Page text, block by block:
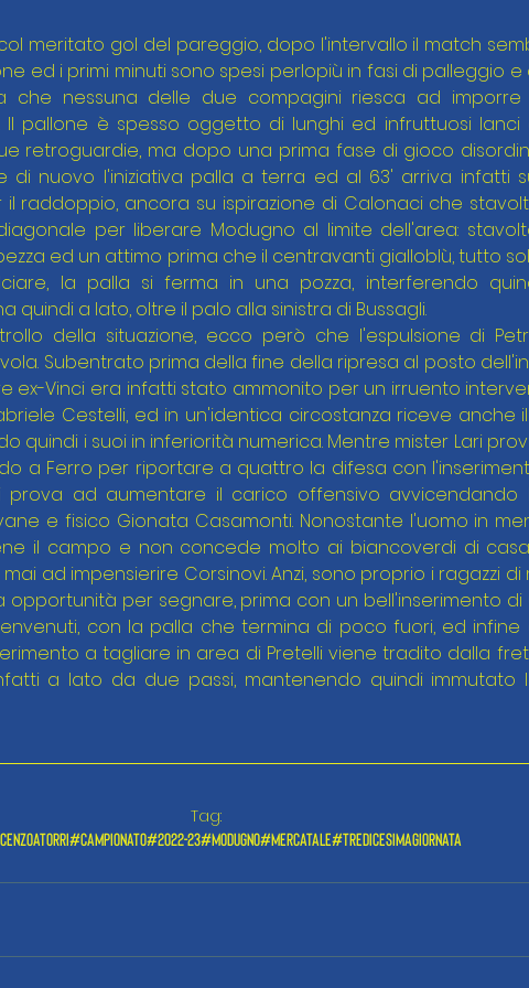
meritato gol del pareggio, dopo l'intervallo il match
ed i primi minuti sono spesi perlopiù in fasi di palleggio
che nessuna delle due compagini riesca ad imporre
Il pallone è spesso oggetto di lunghi ed infruttuosi lanci
retroguardie, ma dopo una prima fase di gioco
di nuovo l'iniziativa palla a terra ed al 63' arriva infatti
raddoppio, ancora su ispirazione di Calonaci che
per liberare Modugno al limite dell'area:
ed un attimo prima che il centravanti gialloblù, tutto
la palla si ferma in una pozza, interferendo
quindi a lato, oltre il palo alla sinistra di Bussagli.
della situazione, ecco però che l'espulsione di
Subentrato prima della fine della ripresa al posto
ex-Vinci era infatti stato ammonito per un irruento
Cestelli, ed in un'identica circostanza riceve anche
quindi i suoi in inferiorità numerica. Mentre mister Lari
a Ferro per riportare a quattro la difesa con
prova ad aumentare il carico offensivo avvicendando
e fisico Gionata Casamonti. Nonostante l'uomo in
il campo e non concede molto ai biancoverdi di
ad impensierire Corsinovi. Anzi, sono proprio i ragazzi di
per segnare, prima con un bell'inserimento di
con la palla che termina di poco fuori, ed infine
a tagliare in area di Pretelli viene tradito dalla
a lato da due passi, mantenendo quindi immutato
Tag:
#campionato#2022-23#modugno#mercatale#tredicesimagiornata